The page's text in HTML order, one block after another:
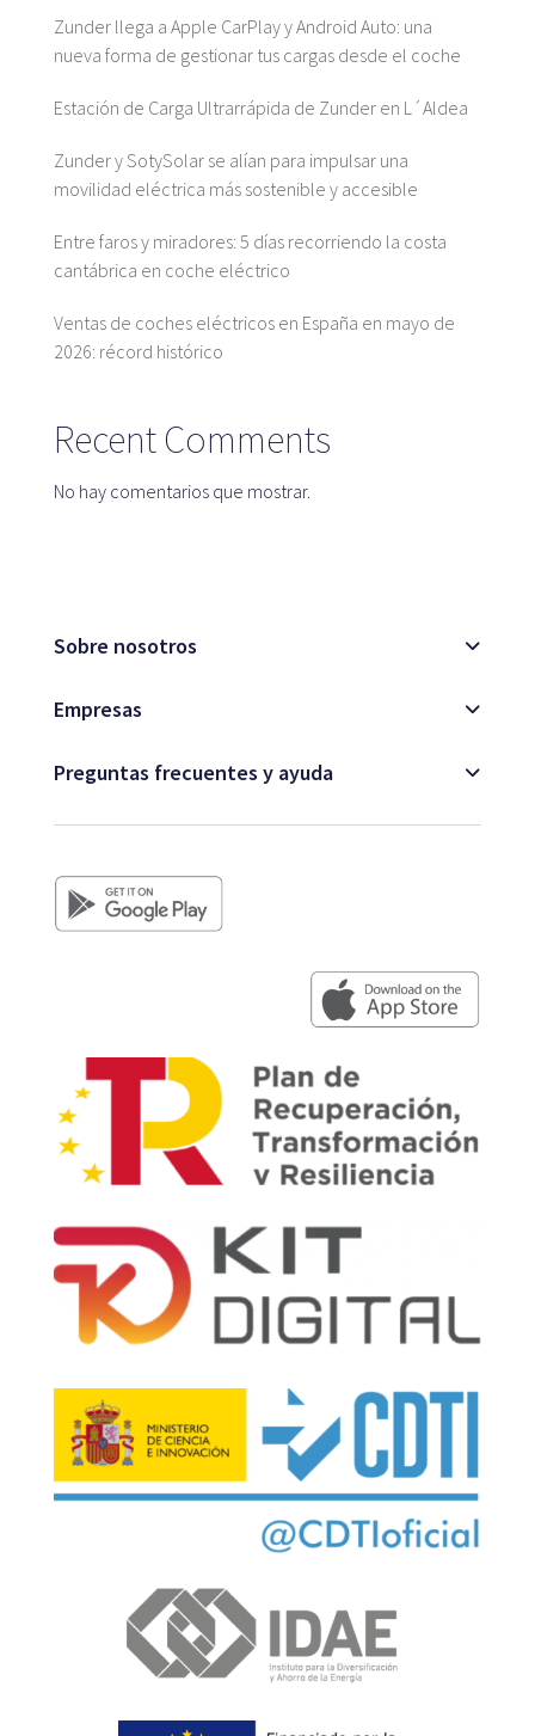
Atención al cliente
+34 979 300 500
Zunder llega a Apple CarPlay y Android Auto: una
nueva forma de gestionar tus cargas desde el coche
Estación de Carga Ultrarrápida de Zunder en L´Aldea
Zunder y SotySolar se alían para impulsar una
movilidad eléctrica más sostenible y accesible
Entre faros y miradores: 5 días recorriendo la costa
cantábrica en coche eléctrico
Ventas de coches eléctricos en España en mayo de
2026: récord histórico
Recent Comments
No hay comentarios que mostrar.
Sobre nosotros
Empresas
Preguntas frecuentes y ayuda